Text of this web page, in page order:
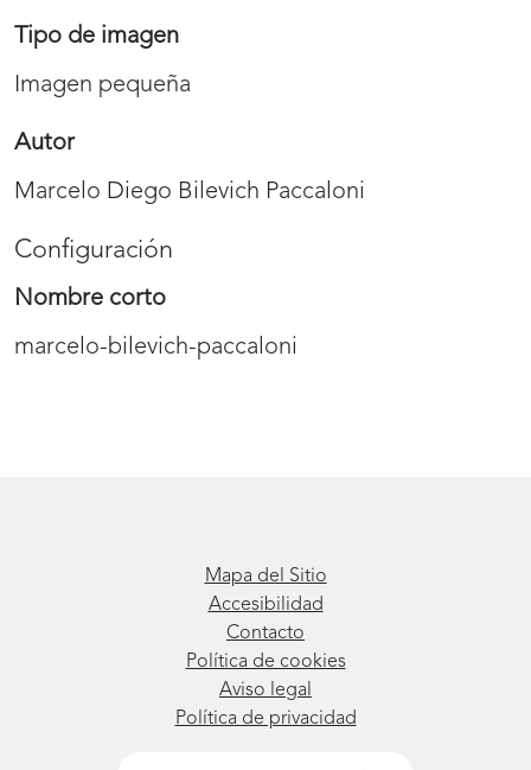
Tipo de imagen
Imagen pequeña
Autor
Marcelo Diego Bilevich Paccaloni
Configuración
Nombre corto
marcelo-bilevich-paccaloni
Mapa del Sitio
Accesibilidad
Contacto
Política de cookies
Aviso legal
Política de privacidad